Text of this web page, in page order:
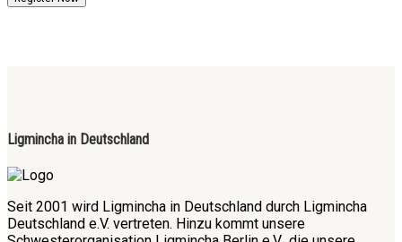
Ligmincha in Deutschland
Seit 2001 wird Ligmincha in Deutschland durch Ligmincha
Deutschland e.V. vertreten. Hinzu kommt unsere